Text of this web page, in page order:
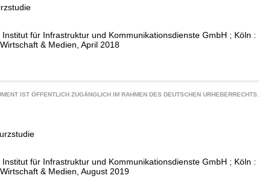
für Infrastruktur und Kommunikationsdienste GmbH ; Köln :
& Medien, April 2018
IST ÖFFENTLICH ZUGÄNGLICH IM RAHMEN DES DEUTSCHEN URHEBERRECHTS.
für Infrastruktur und Kommunikationsdienste GmbH ; Köln :
& Medien, August 2019